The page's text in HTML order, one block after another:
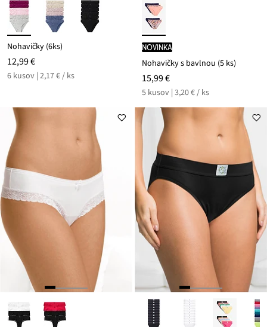
Nohavičky (6ks)
12,99 €
6 kusov | 2,17 € / ks
novinka
Nohavičky s bavlnou (5 ks)
15,99 €
5 kusov | 3,20 € / ks